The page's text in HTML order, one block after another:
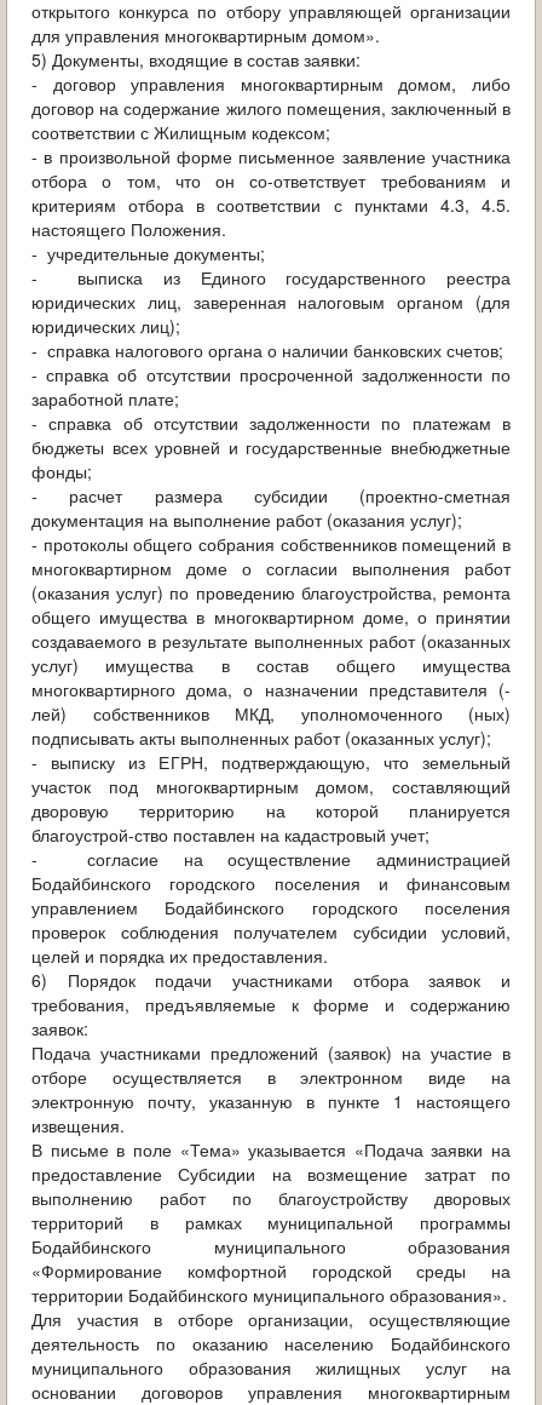
открытого конкурса по отбору управляющей организации
для управления многоквартирным домом».
5) Документы, входящие в состав заявки:
- договор управления многоквартирным домом, либо
договор на содержание жилого помещения, заключенный в
соответствии с Жилищным кодексом;
- в произвольной форме письменное заявление участника
отбора о том, что он со-ответствует требованиям и
критериям отбора в соответствии с пунктами 4.3, 4.5.
настоящего Положения.
- учредительные документы;
- выписка из Единого государственного реестра
юридических лиц, заверенная налоговым органом (для
юридических лиц);
- справка налогового органа о наличии банковских счетов;
- справка об отсутствии просроченной задолженности по
заработной плате;
- справка об отсутствии задолженности по платежам в
бюджеты всех уровней и государственные внебюджетные
фонды;
- расчет размера субсидии (проектно-сметная
документация на выполнение работ (оказания услуг);
- протоколы общего собрания собственников помещений в
многоквартирном доме о согласии выполнения работ
(оказания услуг) по проведению благоустройства, ремонта
общего имущества в многоквартирном доме, о принятии
создаваемого в результате выполненных работ (оказанных
услуг) имущества в состав общего имущества
многоквартирного дома, о назначении представителя (-
лей) собственников МКД, уполномоченного (ных)
подписывать акты выполненных работ (оказанных услуг);
- выписку из ЕГРН, подтверждающую, что земельный
участок под многоквартирным домом, составляющий
дворовую территорию на которой планируется
благоустрой-ство поставлен на кадастровый учет;
- согласие на осуществление администрацией
Бодайбинского городского поселения и финансовым
управлением Бодайбинского городского поселения
проверок соблюдения получателем субсидии условий,
целей и порядка их предоставления.
6) Порядок подачи участниками отбора заявок и
требования, предъявляемые к форме и содержанию
заявок:
Подача участниками предложений (заявок) на участие в
отборе осуществляется в электронном виде на
электронную почту, указанную в пункте 1 настоящего
извещения.
В письме в поле «Тема» указывается «Подача заявки на
предоставление Субсидии на возмещение затрат по
выполнению работ по благоустройству дворовых
территорий в рамках муниципальной программы
Бодайбинского муниципального образования
«Формирование комфортной городской среды на
территории Бодайбинского муниципального образования».
Для участия в отборе организации, осуществляющие
деятельность по оказанию населению Бодайбинского
муниципального образования жилищных услуг на
основании договоров управления многоквартирным